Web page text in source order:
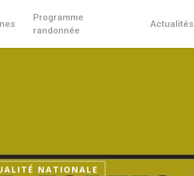
Programme
randonnée
Actualités
NATIONALE